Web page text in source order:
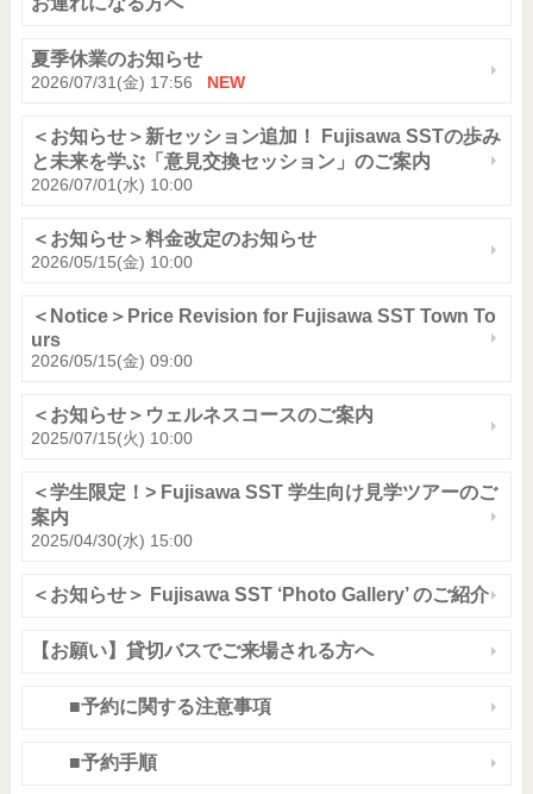
夏季休業のお知らせ
2026/07/31(金) 17:56 NEW
＜お知らせ＞新セッション追加！ Fujisawa SSTの歩み
と未来を学ぶ「意見交換セッション」のご案内
2026/07/01(水) 10:00
＜お知らせ＞料金改定のお知らせ
2026/05/15(金) 10:00
＜Notice＞Price Revision for Fujisawa SST Town To
urs
2026/05/15(金) 09:00
＜お知らせ＞ウェルネスコースのご案内
2025/07/15(火) 10:00
＜学生限定！> Fujisawa SST 学生向け見学ツアーのご
案内
2025/04/30(水) 15:00
＜お知らせ＞ Fujisawa SST ‘Photo Gallery’ のご紹介
【お願い】貸切バスでご来場される方へ
■予約に関する注意事項
■予約手順